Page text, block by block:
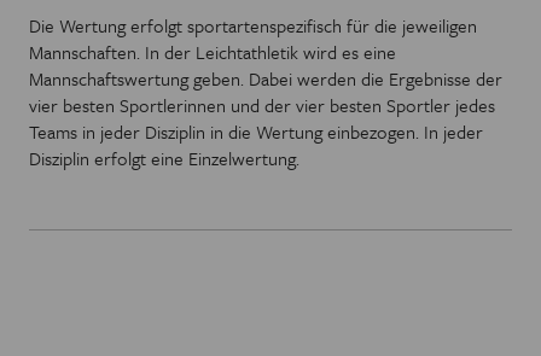
Die Wertung erfolgt sportartenspezifisch für die jeweiligen
Mannschaften. In der Leichtathletik wird es eine
Mannschaftswertung geben. Dabei werden die Ergebnisse der
vier besten Sportlerinnen und der vier besten Sportler jedes
Teams in jeder Disziplin in die Wertung einbezogen. In jeder
Disziplin erfolgt eine Einzelwertung.